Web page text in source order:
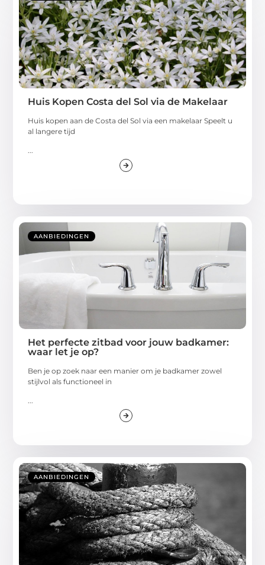
Huis Kopen Costa del Sol via de Makelaar
Huis kopen aan de Costa del Sol via een makelaar Speelt u
al langere tijd
AANBIEDINGEN
Het perfecte zitbad voor jouw badkamer:
waar let je op?
Ben je op zoek naar een manier om je badkamer zowel
stijlvol als functioneel in
...
AANBIEDINGEN